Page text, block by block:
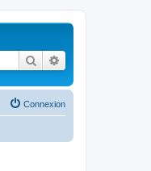
Rechercher
Connexion